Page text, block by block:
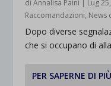
diAnnalisa Paini | Lug
Raccomandazioni, News
Dopo diverse
che si occupano di
PER SAPERNE DI PIÙ